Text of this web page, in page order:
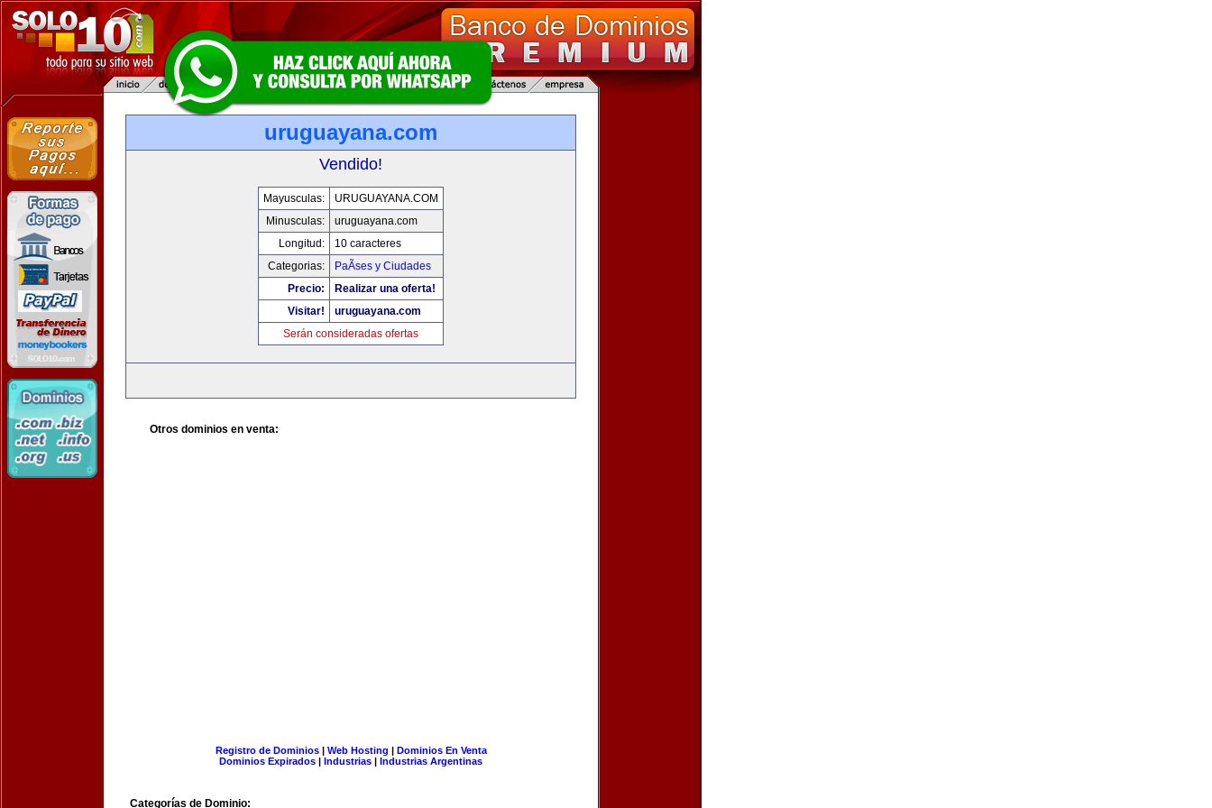
uruguayana.com
Vendido!
Mayusculas:
URUGUAYANA.COM
Minusculas:
uruguayana.com
Longitud:
10 caracteres
Categorias:
PaÃ­ses y Ciudades
Precio:
Realizar una oferta!
Visitar!
uruguayana.com
Serán consideradas ofertas
Otros dominios en venta:
Registro de Dominios| Web Hosting | Dominios En Venta
Dominios Expirados | Industrias | Industrias Argentinas
Categorías de Dominio: